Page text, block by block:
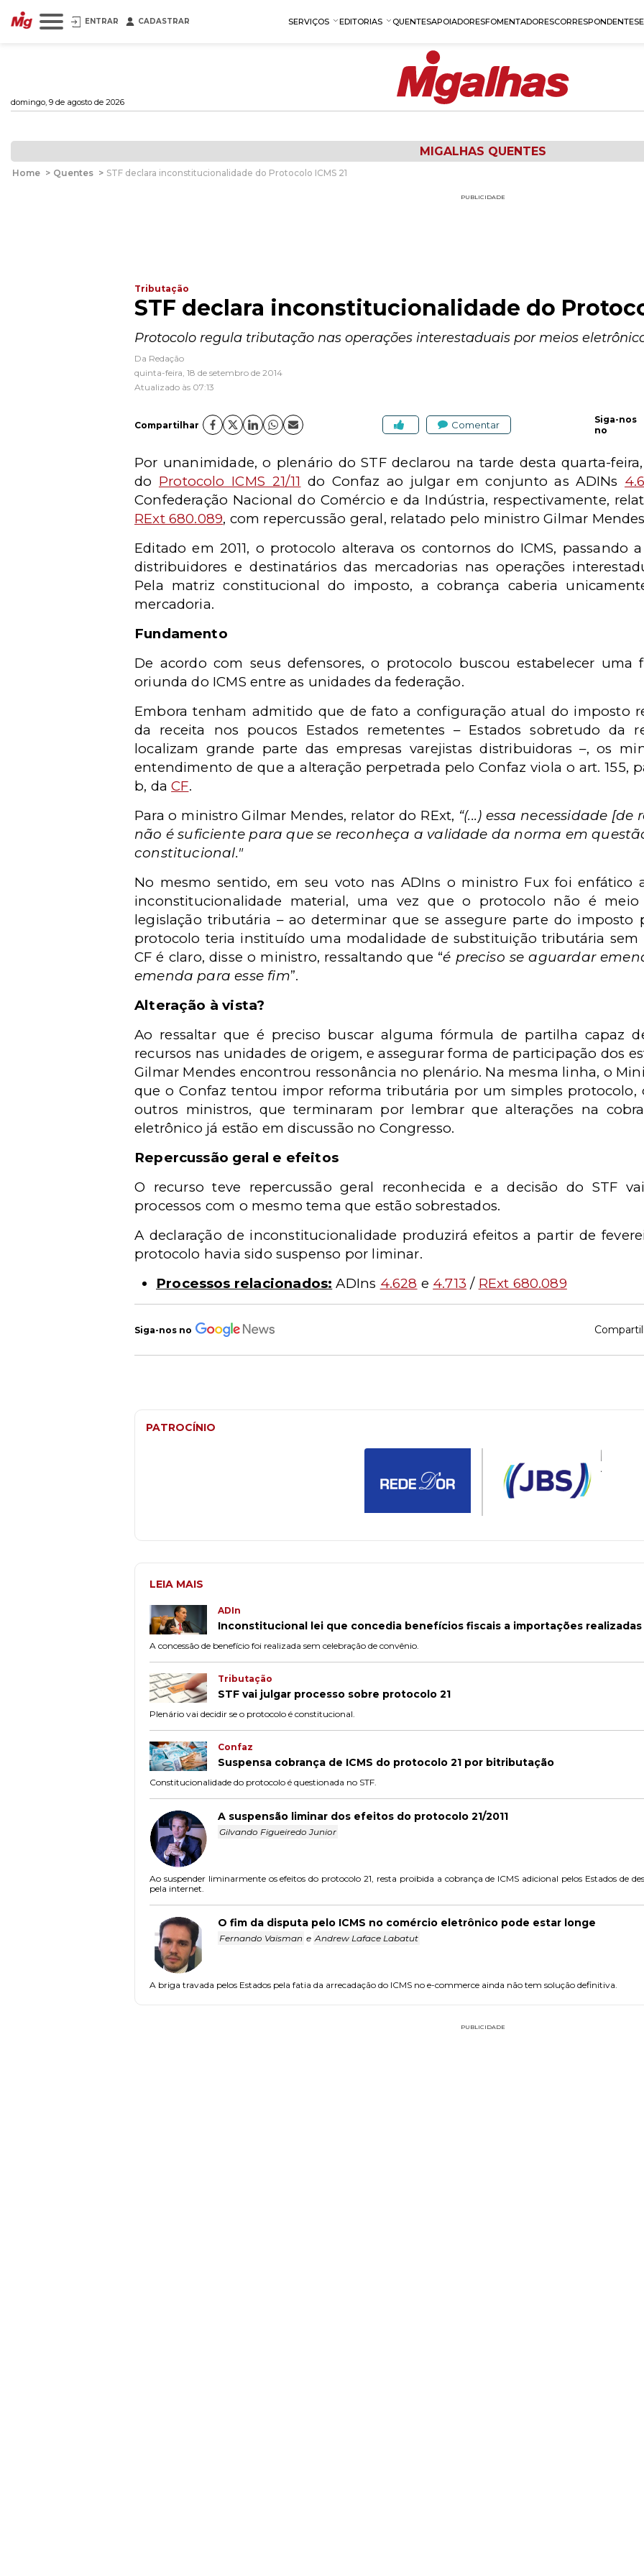
ENTRAR CADASTRAR SERVIÇOS EDITORIAS QUENTESAPOIADORESFOMENTADORESCORRESPONDENTES
domingo, 9 de agosto de 2026
MIGALHAS QUENTES
Home > Quentes > STF declara inconstitucionalidade do Protocolo ICMS 21
PUBLICIDADE
Tributação
STF declara inconstitucionalidade do
Protocolo regula tributação nas operações interestaduais por meios
Da Redação
quinta-feira, 18 de setembro de 2014
Atualizado às 07:13
Compartilhar Comentar
Siga-nos
no
Por unanimidade, o plenário do STF declarou na tarde desta quarta-
do Protocolo ICMS 21/11 do Confaz ao julgar em conjunto as ADINs
Confederação Nacional do Comércio e da Indústria, respectivamente,
RExt 680.089, com repercussão geral, relatado pelo ministro Gilmar
Editado em 2011, o protocolo alterava os contornos do ICMS, passando
distribuidores e destinatários das mercadorias nas operações
Pela matriz constitucional do imposto, a cobrança caberia
mercadoria.
Fundamento
De acordo com seus defensores, o protocolo buscou estabelecer
oriunda do ICMS entre as unidades da federação.
Embora tenham admitido que de fato a configuração atual do imposto
da receita nos poucos Estados remetentes – Estados sobretudo da
localizam grande parte das empresas varejistas distribuidoras –, os
entendimento de que a alteração perpetrada pelo Confaz viola o art. 155,
b, daCF.
Para o ministro Gilmar Mendes, relator do RExt, “(...) essa necessidade
não é suficiente para que se reconheça a validade da norma em
constitucional."
No mesmo sentido, em seu voto nas ADIns o ministro Fux foi enfático
inconstitucionalidade material, uma vez que o protocolo não é
legislação tributária – ao determinar que se assegure parte do imposto
protocolo teria instituído uma modalidade de substituição tributária sem
CF é claro, disse o ministro, ressaltando que “é preciso se aguardar
emenda para esse fim”.
Alteração à vista?
Ao ressaltar que é preciso buscar alguma fórmula de partilha capaz
recursos nas unidades de origem, e assegurar forma de participação dos
Gilmar Mendes encontrou ressonância no plenário. Na mesma linha, o
que o Confaz tentou impor reforma tributária por um simples protocolo,
outros ministros, que terminaram por lembrar que alterações na
eletrônico já estão em discussão no Congresso.
Repercussão geral e efeitos
O recurso teve repercussão geral reconhecida e a decisão do STF
processos com o mesmo tema que estão sobrestados.
A declaração de inconstitucionalidade produzirá efeitos a partir de
protocolo havia sido suspenso por liminar.
Processos relacionados: ADIns 4.628 e 4.713 / RExt 680.089
Siga-nos no
PATROCÍNIO
LEIA MAIS
ADIn
Inconstitucional lei que concedia benefícios fiscais a importações realizadas
A concessão de benefício foi realizada sem celebração de convênio.
Tributação
STF vai julgar processo sobre protocolo 21
Plenário vai decidir se o protocolo é constitucional.
Confaz
Suspensa cobrança de ICMS do protocolo 21 por bitributação
Constitucionalidade do protocolo é questionada no STF.
A suspensão liminar dos efeitos do protocolo 21/2011
Gilvando Figueiredo Junior
Ao suspender liminarmente os efeitos do protocolo 21, resta proibida a cobrança de ICMS adicional pelos Estados de
pela internet.
O fim da disputa pelo ICMS no comércio eletrônico pode estar longe
Fernando Vaisman e Andrew Laface Labatut
A briga travada pelos Estados pela fatia da arrecadação do ICMS no e-commerce ainda não tem solução definitiva.
PUBLICIDADE